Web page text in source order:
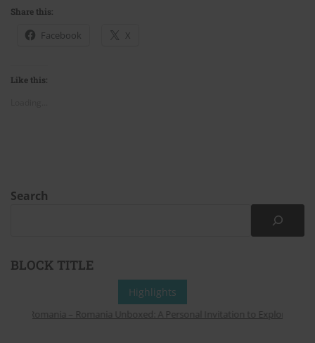
Share this:
Facebook X
Like this:
Search
BLOCK TITLE
Highlights
Romania – Romania Unboxed: A Personal Invitation to Explore